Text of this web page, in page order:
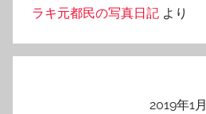
ラキ元都民の写真日記 より
2019年1月